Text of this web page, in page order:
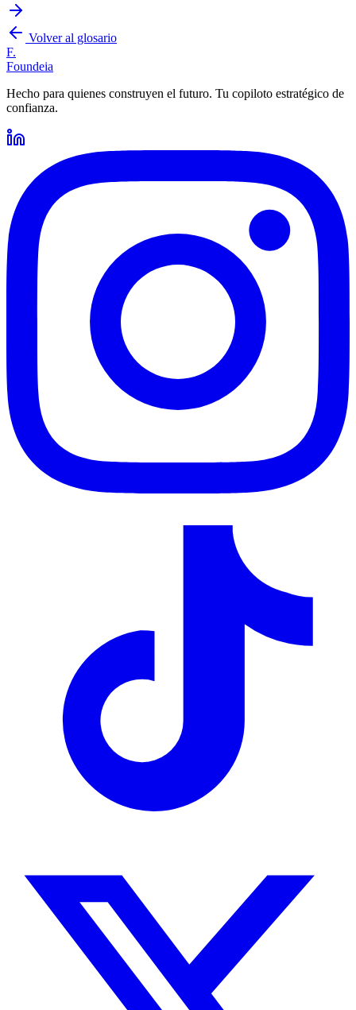
Volver al glosario
F.
Foundeia
Hecho para quienes construyen el futuro. Tu copiloto estratégico de
confianza.